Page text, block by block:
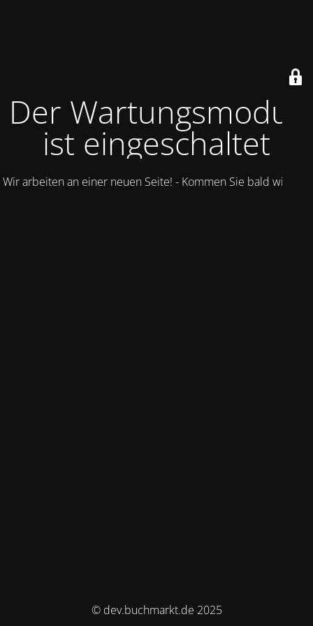
Der Wartungsmodus
ist eingeschaltet
Wir arbeiten an einer neuen Seite! - Kommen Sie bald wieder.
© dev.buchmarkt.de 2025